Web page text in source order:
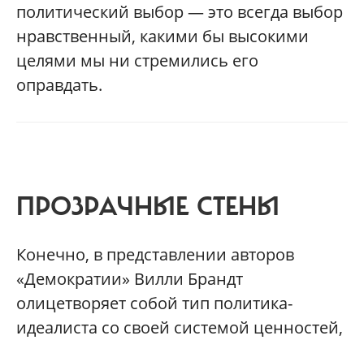
политический выбор — это всегда выбор
нравственный, какими бы высокими
целями мы ни стремились его
оправдать.
ПРОЗРАЧНЫЕ СТЕНЫ
Конечно, в представлении авторов
«Демократии» Вилли Брандт
олицетворяет собой тип политика-
идеалиста со своей системой ценностей,